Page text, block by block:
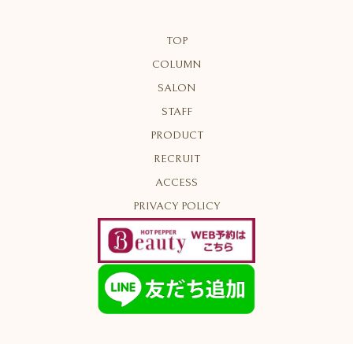
TOP
COLUMN
SALON
STAFF
PRODUCT
RECRUIT
ACCESS
PRIVACY POLICY